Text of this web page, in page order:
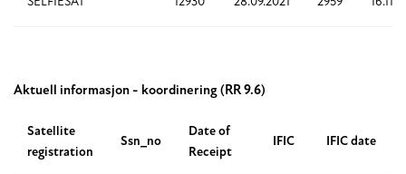
Aktuell informasjon - koordinering (RR 9.6)
Satellite
registration
Ssn_no
Date of
Receipt
IFIC IFIC date